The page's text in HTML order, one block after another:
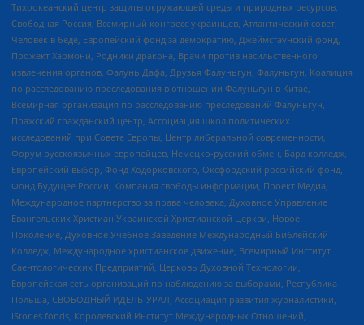
Тихоокеанский центр защиты окружающей среды и природных ресурсов,
Свободная Россия, Всемирный конгресс украинцев, Атлантический совет,
Человек в беде, Европейский фонд за демократию, Джеймстаунский фонд,
Прожект Хармони, Родники дракона, Врачи против насильственного
извлечения органов, Фалунь Дафа, Друзья Фалуньгун, Фалуньгун, Коалиция
по расследованию преследования в отношении Фалуньгун в Китае,
Всемирная организация по расследованию преследований Фалуньгун,
Пражский гражданский центр, Ассоциация школ политических
исследований при Совете Европы, Центр либеральной современности,
Форум русскоязычных европейцев, Немецко-русский обмен, Бард колледж,
Европейский выбор, Фонд Ходорковского, Оксфордский российский фонд,
Фонд Будущее России, Компания свободы информации, Проект Медиа,
Международное партнерство за права человека, Духовное Управление
Евангельских Христиан Украинской Христианской Церкви, Новое
Поколение, Духовное Учебное Заведение Международный Библейский
Колледж, Международное христианское движение, Всемирный Институт
Саентологических Предприятий, Церковь Духовной Технологии,
Европейская сеть организаций по наблюдению за выборами, Республика
Польша, СВОБОДНЫЙ ИДЕЛЬ-УРАЛ, Ассоциация развития журналистики,
IStories fonds, Королевский Институт Международных Отношений,